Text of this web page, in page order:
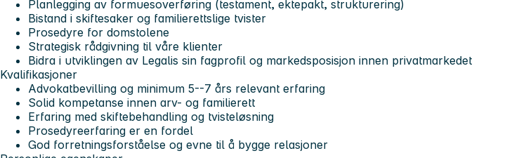
Planlegging av formuesoverføring (testament, ektepakt, strukturering)
Bistand i skiftesaker og familierettslige tvister
Prosedyre for domstolene
Strategisk rådgivning til våre klienter
Bidra i utviklingen av Legalis sin fagprofil og markedsposisjon innen privatmarkedet
Kvalifikasjoner
Advokatbevilling og minimum 5--7 års relevant erfaring
Solid kompetanse innen arv- og familierett
Erfaring med skiftebehandling og tvisteløsning
Prosedyreerfaring er en fordel
God forretningsforståelse og evne til å bygge relasjoner